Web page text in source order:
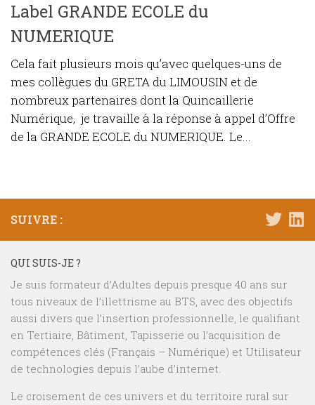
Label GRANDE ECOLE du
NUMERIQUE
Cela fait plusieurs mois qu’avec quelques-uns de
mes collègues du GRETA du LIMOUSIN et de
nombreux partenaires dont la Quincaillerie
Numérique, je travaille à la réponse à appel d’Offre
de la GRANDE ECOLE du NUMERIQUE. Le...
SUIVRE :
QUI SUIS-JE ?
Je suis formateur d’Adultes depuis presque 40 ans sur
tous niveaux de l’illettrisme au BTS, avec des objectifs
aussi divers que l’insertion professionnelle, le qualifiant
en Tertiaire, Bâtiment, Tapisserie ou l’acquisition de
compétences clés (Français – Numérique) et Utilisateur
de technologies depuis l’aube d’internet.
Le croisement de ces univers et du territoire rural sur